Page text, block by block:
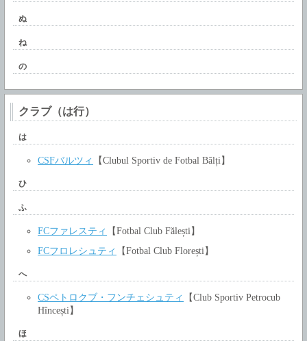
ぬ
ね
の
クラブ（は行）
は
CSFバルツィ 【Clubul Sportiv de Fotbal Bălți】
ひ
ふ
FCファレスティ
【Fotbal Club Fălești】
FCフロレシュティ
【Fotbal Club Florești】
へ
CSペトロクブ・フンチェシュティ
【Club Sportiv Petrocub
Hîncești】
ほ